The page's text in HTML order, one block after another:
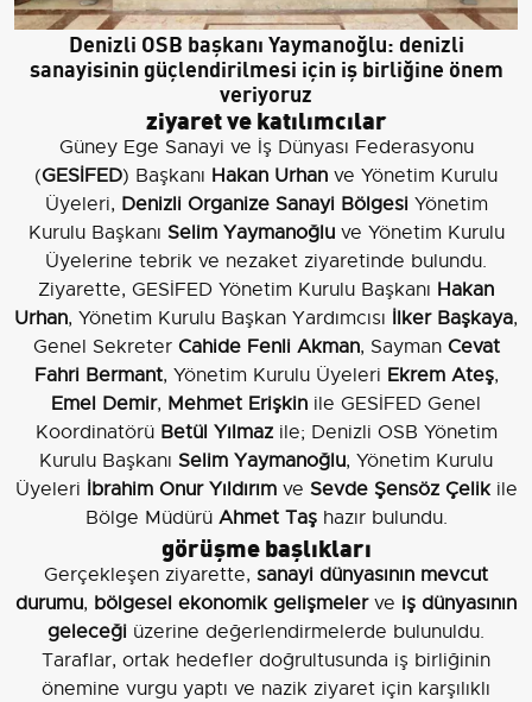
Denizli OSB başkanı Yaymanoğlu: denizli
sanayisinin güçlendirilmesi için iş birliğine önem
veriyoruz
ziyaret ve katılımcılar
Güney Ege Sanayi ve İş Dünyası Federasyonu
(GESİFED) Başkanı Hakan Urhan ve Yönetim Kurulu
Üyeleri, Denizli Organize Sanayi BölgesiYönetim
Kurulu Başkanı Selim Yaymanoğluve Yönetim Kurulu
Üyelerine tebrik ve nezaket ziyaretinde bulundu.
Ziyarette, GESİFED Yönetim Kurulu Başkanı Hakan
Urhan, Yönetim Kurulu Başkan Yardımcısı İlker Başkaya,
Genel Sekreter Cahide Fenli Akman, Sayman Cevat
Fahri Bermant, Yönetim Kurulu Üyeleri Ekrem Ateş,
Emel Demir, Mehmet Erişkin ile GESİFED Genel
Koordinatörü Betül Yılmazile; Denizli OSB Yönetim
Kurulu Başkanı Selim Yaymanoğlu, Yönetim Kurulu
Üyeleri İbrahim Onur Yıldırımve Sevde Şensöz Çelikile
Bölge Müdürü Ahmet Taşhazır bulundu.
görüşme başlıkları
Gerçekleşen ziyarette, sanayi dünyasının mevcut
durumu, bölgesel ekonomik gelişmelerve iş dünyasının
geleceği üzerine değerlendirmelerde bulunuldu.
Taraflar, ortak hedefler doğrultusunda iş birliğinin
önemine vurgu yaptı ve nazik ziyaret için karşılıklı